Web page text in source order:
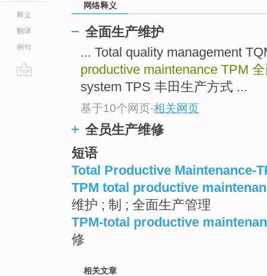
释义
翻译
例句
网络释义
全面生产维护
... Total quality management
productive maintenance TPM
system TPS 丰田生产方式 ...
基于10个网页-相关网页
全员生产维修
短语
Total Productive Maintenance-
TPM total productive
维护 ; 制 ; 全面生产管理
TPM-total productive
修
相关文章